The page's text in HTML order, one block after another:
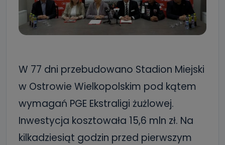
W 77 dni przebudowano Stadion Miejski
w Ostrowie Wielkopolskim pod kątem
wymagań PGE Ekstraligi żużlowej.
Inwestycja kosztowała 15,6 mln zł. Na
kilkadziesiąt godzin przed pierwszym